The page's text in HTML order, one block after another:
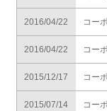
2016/04/22 コー
2016/04/22 コー
2015/12/17 コー
2015/07/14 コー